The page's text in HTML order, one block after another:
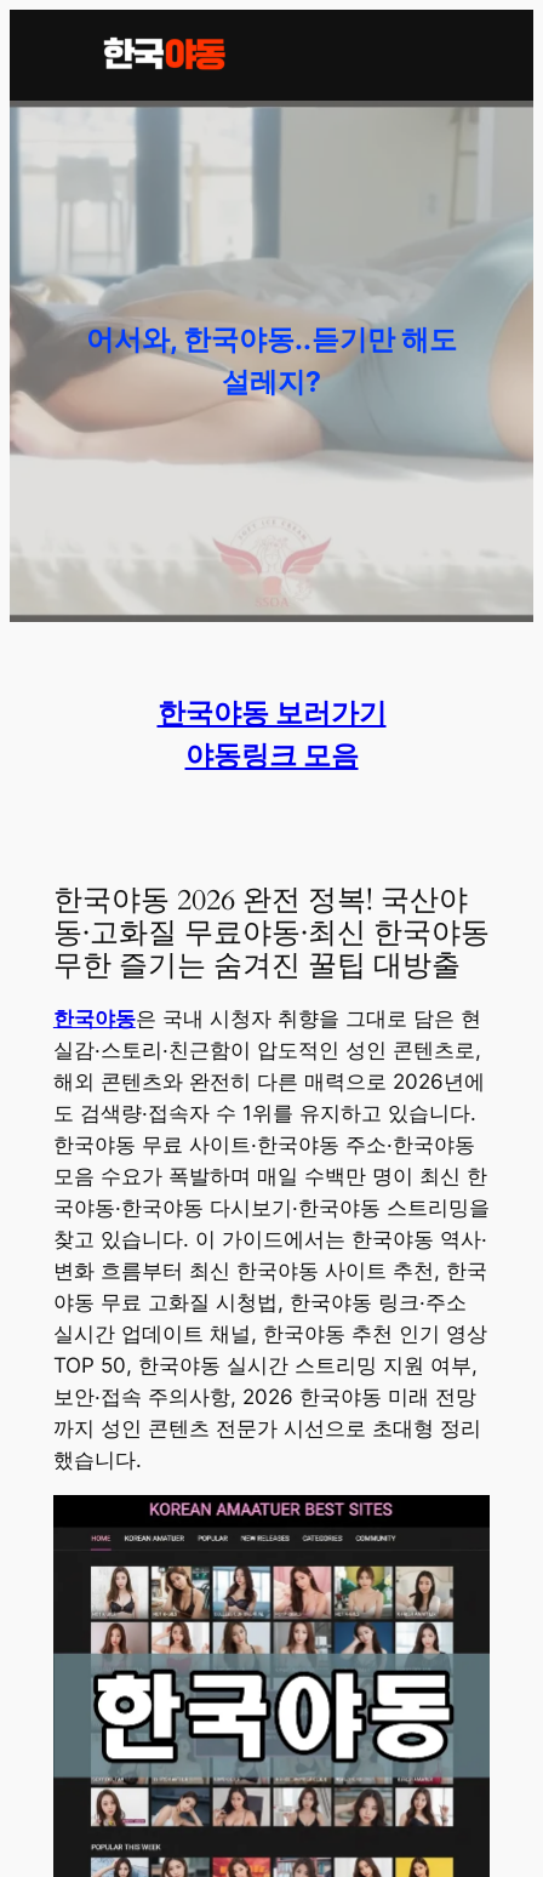
어서와, 한국야동..듣기만 해도
설레지?
한국야동 보러가기
야동링크 모음
한국야동 2026 완전 정복! 국산야
동·고화질 무료야동·최신 한국야동
무한 즐기는 숨겨진 꿀팁 대방출
한국야동은 국내 시청자 취향을 그대로 담은 현
실감·스토리·친근함이 압도적인 성인 콘텐츠로,
해외 콘텐츠와 완전히 다른 매력으로 2026년에
도 검색량·접속자 수 1위를 유지하고 있습니다.
한국야동 무료 사이트·한국야동 주소·한국야동
모음 수요가 폭발하며 매일 수백만 명이 최신 한
국야동·한국야동 다시보기·한국야동 스트리밍을
찾고 있습니다. 이 가이드에서는 한국야동 역사·
변화 흐름부터 최신 한국야동 사이트 추천, 한국
야동 무료 고화질 시청법, 한국야동 링크·주소
실시간 업데이트 채널, 한국야동 추천 인기 영상
TOP 50, 한국야동 실시간 스트리밍 지원 여부,
보안·접속 주의사항, 2026 한국야동 미래 전망
까지 성인 콘텐츠 전문가 시선으로 초대형 정리
했습니다.